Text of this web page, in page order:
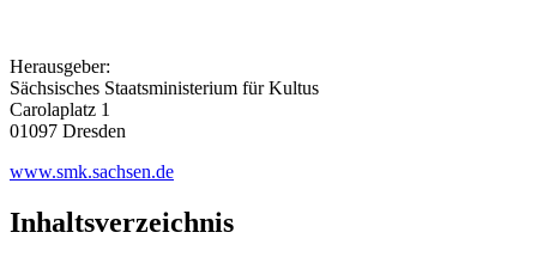
Herausgeber:
Sächsisches Staatsministerium für Kultus
Carolaplatz 1
01097 Dresden
www.smk.sachsen.de
Inhaltsverzeichnis